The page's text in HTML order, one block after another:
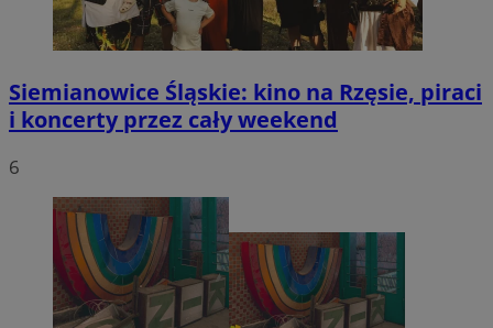
Siemianowice Śląskie: kino na Rzęsie, piraci
i koncerty przez cały weekend
6